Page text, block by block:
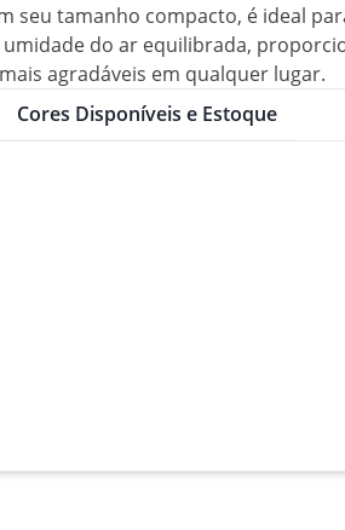
seu tamanho compacto, é ideal
do ar equilibrada,
agradáveis em qualquer lugar.
Cores Disponíveis e Estoque